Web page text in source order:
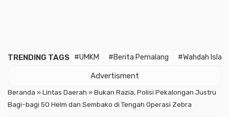
TRENDING TAGS #UMKM #Berita Pemalang #Wahdah
Advertisment
Beranda »Lintas Daerah »Bukan Razia, Polisi Pekalongan Justru
Bagi-bagi 50 Helm dan Sembako di Tengah Operasi Zebra